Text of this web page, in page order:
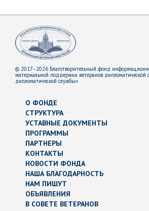
© 2017–2026 Благотворительный фонд
материальной поддержки ветеранов дипломатической
дипломатической службы»
О ФОНДЕ
СТРУКТУРА
УСТАВНЫЕ ДОКУМЕНТЫ
ПРОГРАММЫ
ПАРТНЕРЫ
КОНТАКТЫ
НОВОСТИ ФОНДА
НАША БЛАГОДАРНОСТЬ
НАМ ПИШУТ
ОБЪЯВЛЕНИЯ
В СОВЕТЕ ВЕТЕРАНОВ